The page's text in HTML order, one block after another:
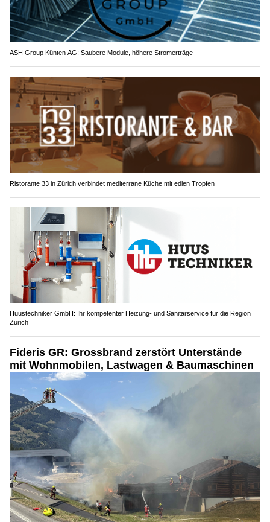
ASH Group Künten AG: Saubere Module, höhere Stromerträge
Ristorante 33 in Zürich verbindet mediterrane Küche mit edlen Tropfen
Huustechniker GmbH: Ihr kompetenter Heizung- und Sanitärservice für die Region
Zürich
Fideris GR: Grossbrand zerstört Unterstände
mit Wohnmobilen, Lastwagen & Baumaschinen